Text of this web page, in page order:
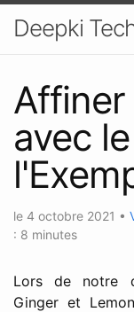
Deepki
avec
le 4 octobre 2021 •
: 8 minutes
Lors de notre
Ginger et